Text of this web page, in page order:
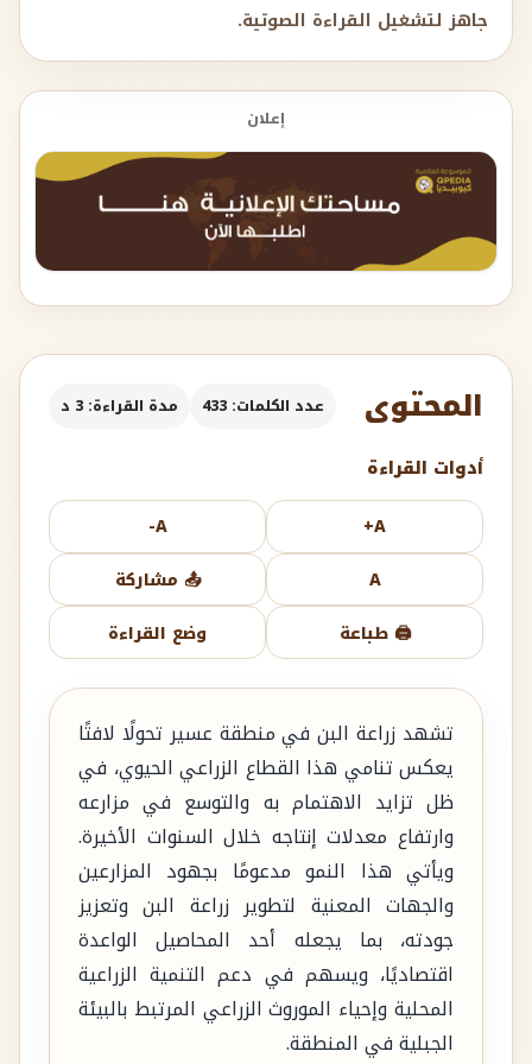
جاهز لتشغيل القراءة الصوتية.
إعلان
المحتوى عدد الكلمات: 433 مدة القراءة: 3 د
أدوات القراءة
A+
A-
A
📤 مشاركة
🖨️ طباعة
وضع القراءة
تشهد زراعة البن في منطقة عسير تحولًا لافتًا
يعكس تنامي هذا القطاع الزراعي الحيوي، في
ظل تزايد الاهتمام به والتوسع في مزارعه
وارتفاع معدلات إنتاجه خلال السنوات الأخيرة.
ويأتي هذا النمو مدعومًا بجهود المزارعين
والجهات المعنية لتطوير زراعة البن وتعزيز
جودته، بما يجعله أحد المحاصيل الواعدة
اقتصاديًا، ويسهم في دعم التنمية الزراعية
المحلية وإحياء الموروث الزراعي المرتبط بالبيئة
الجبلية في المنطقة.